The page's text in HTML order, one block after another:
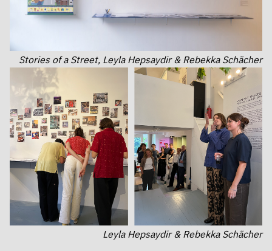
Stories of a Street, Leyla Hepsaydir & Rebekka Schächer
Leyla Hepsaydir & Rebekka Schächer